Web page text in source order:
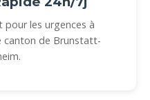
les urgences à
canton de Brunstatt-